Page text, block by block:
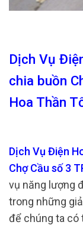
Dịch Vụ
chia buồn
Hoa Thần
Dịch Vụ Điện
Chợ Cầu số 3
vụ năng lượng
trong những
để chúng ta có